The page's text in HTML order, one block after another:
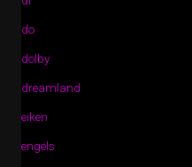
do
dolby
dreamland
eiken
engels